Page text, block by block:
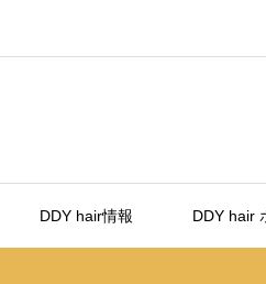
DDY hair情報 DDY hair